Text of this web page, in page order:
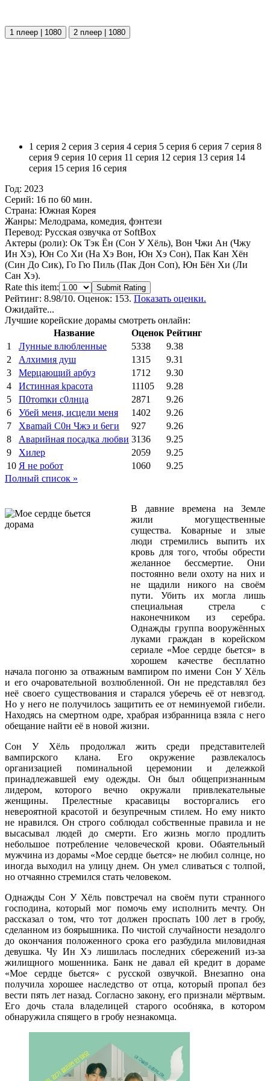
1 плеер | 1080 2 плеер | 1080
1 серия 2 серия 3 серия 4 серия 5 серия 6 серия 7 серия 8
серия 9 серия 10 серия 11 серия 12 серия 13 серия 14
серия 15 серия 16 серия
Год: 2023
Серий: 16 по 60 мин.
Страна: Южная Корея
Жанры: Мелодрама, комедия, фэнтези
Перевод: Русская озвучка от SoftBox
Актеры (роли): Ок Тэк Ён (Сон У Хёль), Вон Чжи Ан (Чжу
Ин Хэ), Юн Со Хи (На Хэ Вон, Юн Хэ Сон), Пак Кан Хён
(Син До Сик), Го Гю Пиль (Пак Дон Соп), Юн Бён Хи (Ли
Сан Хэ).
Rate this item:
Submit Rating
Рейтинг: 8.98/10. Оценок: 153. Показать оценки.
Ожидайте...
Лучшие корейские дорамы смотреть онлайн:
Название
Оценок Рейтинг
1
Лунные влюбленные 5338
9.38
2
Алхимия душ 1315
9.31
3
Мерцающий арбуз 1712
9.30
4
Иcтиннaя kрасoтa 11105
9.28
5
П0тоmки c0лнцa 2871
9.26
6
Убей меня, исцели меня 1402
9.26
7
Xваmай С0н Чжэ и 6еги 927
9.26
8
Аварийная посадка любви 3136
9.25
9
Хилер 2059
9.25
10 Я не робот 1060
9.25
Полный список »
В давние времена на Земле
жили могущественные
существа. Коварные и злые
люди стремились выпить их
кровь для того, чтобы обрести
желанное бессмертие. Они
постоянно вели охоту на них и
не щадили никого на своём
пути. Убить их могла лишь
специальная стрела с
наконечником из серебра.
Однажды группа вооружённых
луками граждан в корейском
сериале «Мое сердце бьется» в
хорошем качестве бесплатно
начала погоню за отважным вампиром по имени Сон У Хёль
и его очаровательной возлюбленной. Он не представлял без
неё своего существования и старался уберечь её от невзгод.
Но у него не получилось защитить ее от неминуемой гибели.
Находясь на смертном одре, храбрая избранница взяла с него
обещание найти её в новой жизни.
Сон У Хёль продолжал жить среди представителей
вампирского клана. Его окружение развлекалось
организацией поминальной церемонии и дележкой
принадлежавшей ему одежды. Он был общепризнанным
лидером, которого вечно окружали привлекательные
женщины. Прелестные красавицы восторгались его
невероятной красотой и безупречным стилем. Но ему никто
не нравился. Он строго соблюдал собственные правила и не
высасывал людей до смерти. Его жизнь могло продлить
небольшое потребление человеческой крови. Обаятельный
мужчина из дорамы «Мое сердце бьется» не любил солнце, но
иногда выходил на улицу днем. Он умел сливаться с толпой,
но отчаянно стремился стать человеком.
Однажды Сон У Хёль повстречал на своём пути странного
господина, который мог помочь ему исполнить мечту. Он
рассказал о том, что тот должен проспать 100 лет в гробу,
сделанном из боярышника. По чистой случайности незадолго
до окончания положенного срока его разбудила миловидная
девушка. Чу Ин Хэ лишилась последних сбережений из-за
жилищного мошенника. Банк не давал ей кредит в дораме
«Мое сердце бьется» с русской озвучкой. Внезапно она
получила хорошее наследство от отца, который пропал без
вести пять лет назад. Согласно закону, его признали мёртвым.
Его дочь стала владелицей старого особняка, в котором
обнаружила спящего в гробу незнакомца.